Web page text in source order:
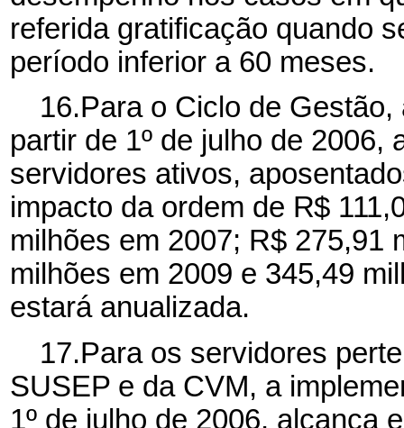
referida gratificação quando
período inferior a 60 meses.
16.Para o Ciclo de
partir de 1º de julho de
servidores ativos,
impacto da ordem de R$
milhões em 2007; R$ 275,91
milhões em 2009 e 345,49
estará anualizada.
17.Para os servidores
SUSEP e da CVM, a
1º de julho de 2006, alcança